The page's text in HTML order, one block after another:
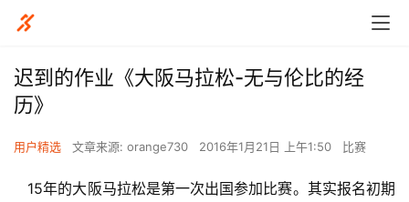
迟到的作业《大阪马拉松-无与伦比的经
历》
用户精选 文章来源: orange730 2016年1月21日 上午1:50 比赛
15年的大阪马拉松是第一次出国参加比赛。其实报名初期